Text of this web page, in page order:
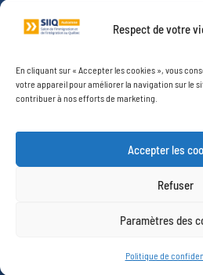
Respect de votre
En cliquant sur « Accepter les cookies », vous
votre appareil pour améliorer la navigation sur le
contribuer à nos efforts de marketing.
Accepter les
Refuser
Paramètres des
Politique de
Offres d’emploi
Foire aux questions
Entrevues des
Organisez une
Vous souhaitez
Devenir bénévole
Vidéos
À